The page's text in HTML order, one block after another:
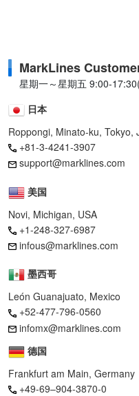
MarkLines
星期一～星期五 9:00-
日本
Roppongi, Minato-ku, Tokyo,
+81-3-4241-3907
support@marklines.com
美国
Novi, Michigan, USA
+1-248-327-6987
infous@marklines.com
墨西哥
León Guanajuato, Mexico
+52-477-796-0560
infomx@marklines.com
德国
Frankfurt am Main, Germany
+49-69–904-3870-0